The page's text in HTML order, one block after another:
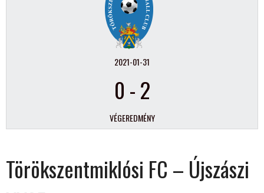
2021-01-31
0 -2
VÉGEREDMÉNY
Törökszentmiklósi FC – Újszászi